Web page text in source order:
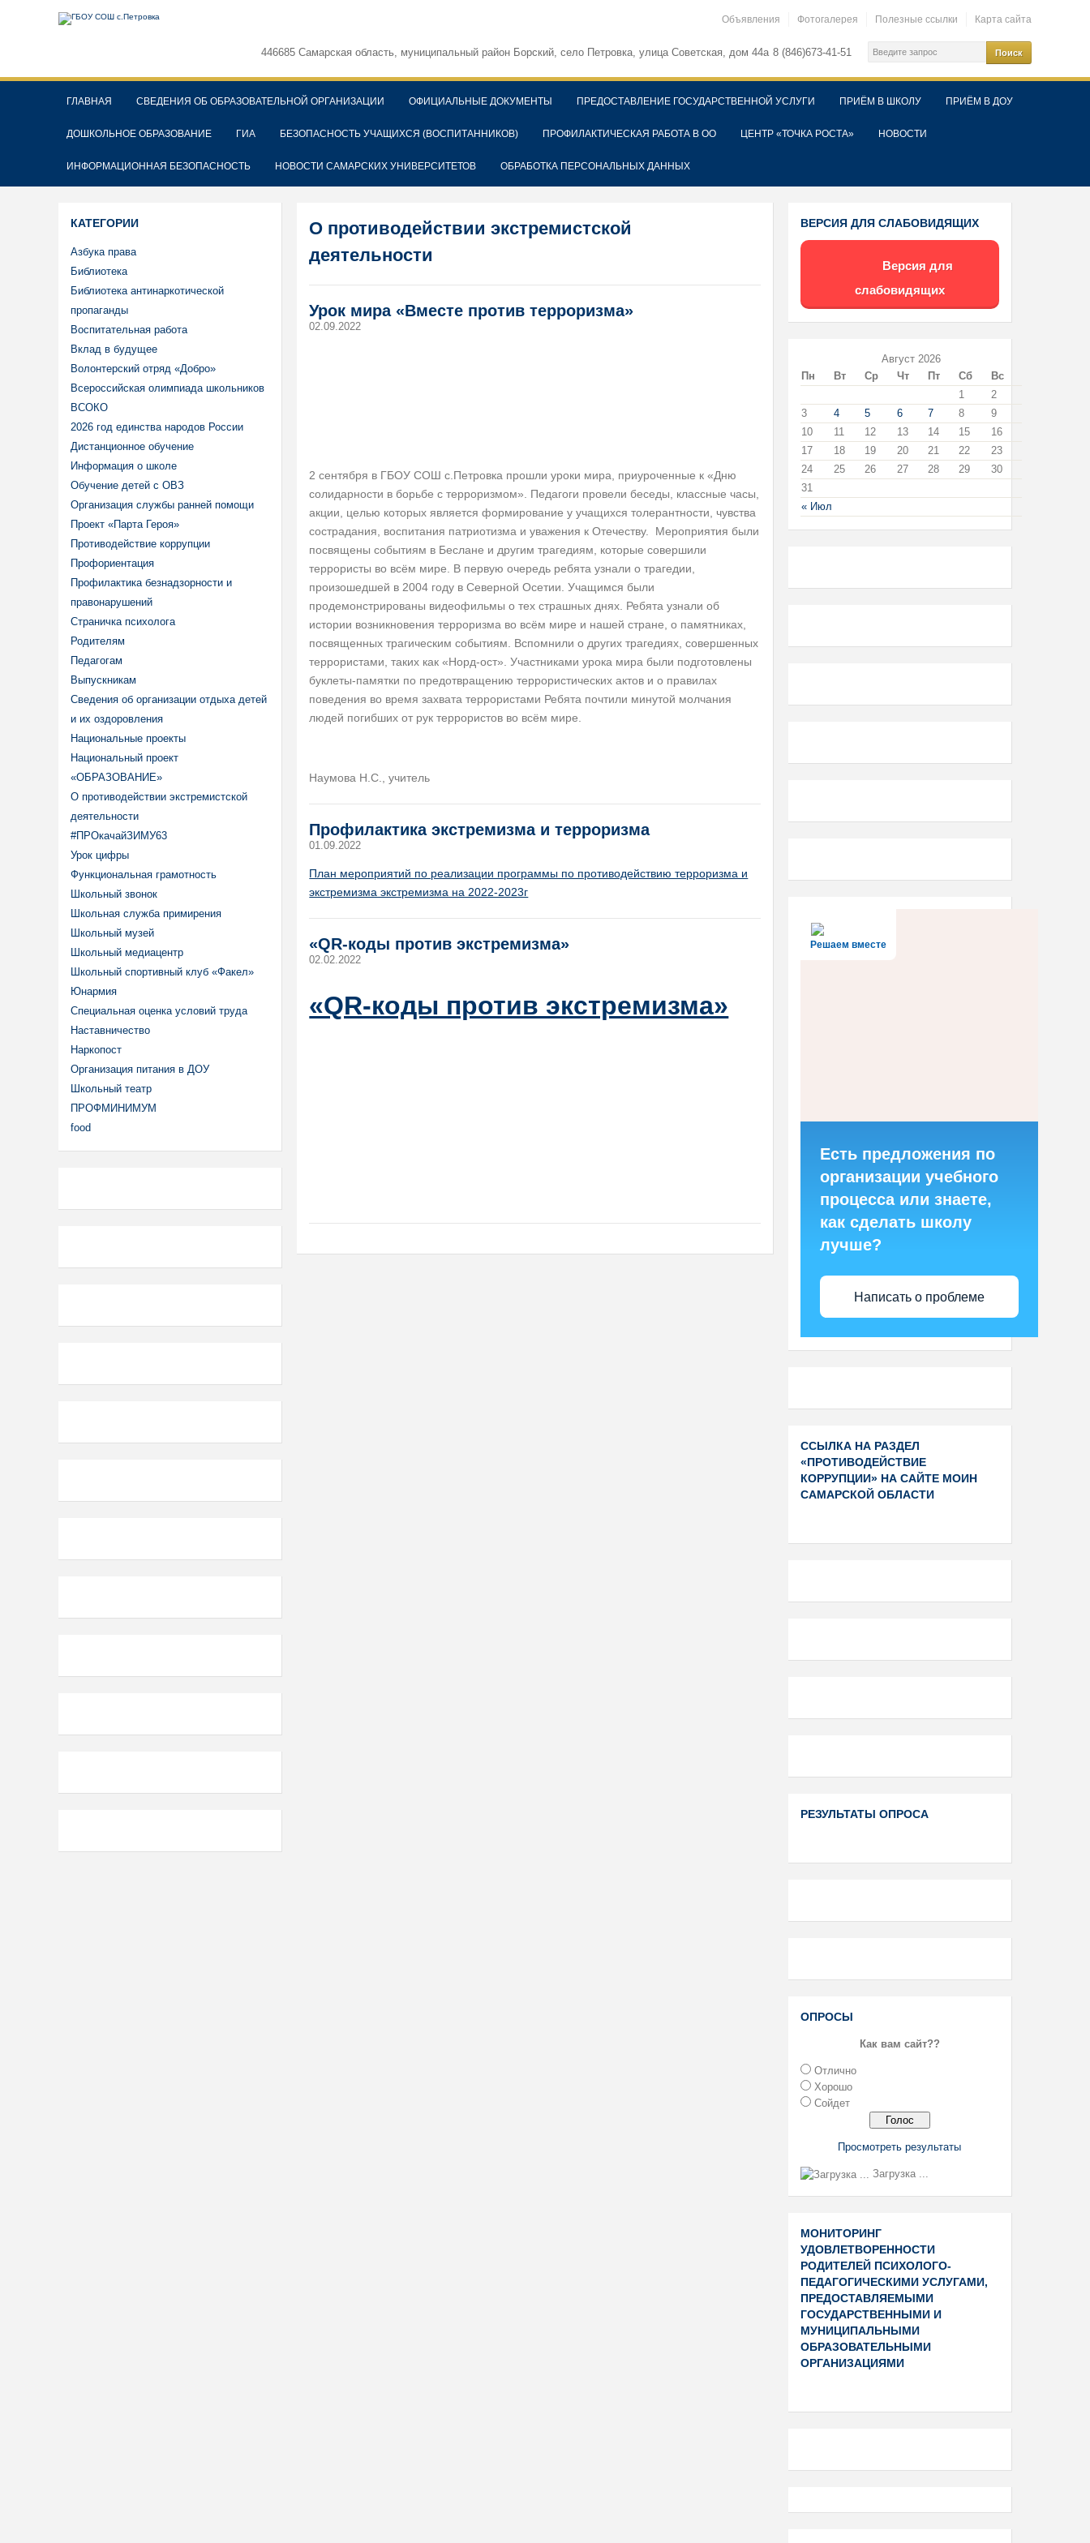
Объявления Фотогалерея Полезные ссылки Карта сайта
446685 Самарская область, муниципальный район Борский, село Петровка, улица Советская, дом 44а 8 (846)673-41-51
ГЛАВНАЯ СВЕДЕНИЯ ОБ ОБРАЗОВАТЕЛЬНОЙ ОРГАНИЗАЦИИ ОФИЦИАЛЬНЫЕ ДОКУМЕНТЫ ПРЕДОСТАВЛЕНИЕ ГОСУДАРСТВЕННОЙ УСЛУГИ ПРИЁМ В ШКОЛУ ПРИЁМ В ДОУ
ДОШКОЛЬНОЕ ОБРАЗОВАНИЕ ГИА БЕЗОПАСНОСТЬ УЧАЩИХСЯ (ВОСПИТАННИКОВ) ПРОФИЛАКТИЧЕСКАЯ РАБОТА В ОО ЦЕНТР «ТОЧКА РОСТА» НОВОСТИ
ИНФОРМАЦИОННАЯ БЕЗОПАСНОСТЬ НОВОСТИ САМАРСКИХ УНИВЕРСИТЕТОВ ОБРАБОТКА ПЕРСОНАЛЬНЫХ ДАННЫХ
КАТЕГОРИИ
Азбука права
Библиотека
Библиотека антинаркотической
пропаганды
Воспитательная работа
Вклад в будущее
Волонтерский отряд «Добро»
Всероссийская олимпиада школьников
ВСОКО
2026 год единства народов России
Дистанционное обучение
Информация о школе
Обучение детей с ОВЗ
Организация службы ранней помощи
Проект «Парта Героя»
Противодействие коррупции
Профориентация
Профилактика безнадзорности и
правонарушений
Страничка психолога
Родителям
Педагогам
Выпускникам
Сведения об организации отдыха детей
и их оздоровления
Национальные проекты
Национальный проект
«ОБРАЗОВАНИЕ»
О противодействии экстремистской
деятельности
#ПРОкачайЗИМУ63
Урок цифры
Функциональная грамотность
Школьный звонок
Школьная служба примирения
Школьный музей
Школьный медиацентр
Школьный спортивный клуб «Факел»
Юнармия
Специальная оценка условий труда
Наставничество
Наркопост
Организация питания в ДОУ
Школьный театр
ПРОФМИНИМУМ
food
О противодействии экстремистской
деятельности
Урок мира «Вместе против терроризма»
02.09.2022
2 сентября в ГБОУ СОШ с.Петровка прошли уроки мира, приуроченные к «Дню
солидарности в борьбе с терроризмом». Педагоги провели беседы, классные часы,
акции, целью которых является формирование у учащихся толерантности, чувства
сострадания, воспитания патриотизма и уважения к Отечеству. Мероприятия были
посвящены событиям в Беслане и другим трагедиям, которые совершили
террористы во всём мире. В первую очередь ребята узнали о трагедии,
произошедшей в 2004 году в Северной Осетии. Учащимся были
продемонстрированы видеофильмы о тех страшных днях. Ребята узнали об
истории возникновения терроризма во всём мире и нашей стране, о памятниках,
посвященных трагическим событиям. Вспомнили о других трагедиях, совершенных
террористами, таких как «Норд-ост». Участниками урока мира были подготовлены
буклеты-памятки по предотвращению террористических актов и о правилах
поведения во время захвата террористами Ребята почтили минутой молчания
людей погибших от рук террористов во всём мире.
Наумова Н.С., учитель
Профилактика экстремизма и терроризма
01.09.2022
План мероприятий по реализации программы по противодействию терроризма и
экстремизма экстремизма на 2022-2023г
«QR-коды против экстремизма»
02.02.2022
«QR-коды против экстремизма»
ВЕРСИЯ ДЛЯ СЛАБОВИДЯЩИХ
Версия для
слабовидящих
Август 2026
Пн
Вт Ср Чт Пт Сб Вс
« Июл
1
2
3
4 5 6 7 8
9
10
11 12 13 14 15
16
17
18 19 20 21 22
23
24
25 26 27 28 29
30
31
Решаем вместе
Есть предложения по
организации учебного
процесса или знаете,
как сделать школу
лучше?
Написать о проблеме
ССЫЛКА НА РАЗДЕЛ
«ПРОТИВОДЕЙСТВИЕ
КОРРУПЦИИ» НА САЙТЕ МОИН
САМАРСКОЙ ОБЛАСТИ
РЕЗУЛЬТАТЫ ОПРОСА
ОПРОСЫ
Как вам сайт??
Отлично
Хорошо
Сойдет
Просмотреть результаты
Загрузка ...
МОНИТОРИНГ
УДОВЛЕТВОРЕННОСТИ
РОДИТЕЛЕЙ ПСИХОЛОГО-
ПЕДАГОГИЧЕСКИМИ УСЛУГАМИ,
ПРЕДОСТАВЛЯЕМЫМИ
ГОСУДАРСТВЕННЫМИ И
МУНИЦИПАЛЬНЫМИ
ОБРАЗОВАТЕЛЬНЫМИ
ОРГАНИЗАЦИЯМИ